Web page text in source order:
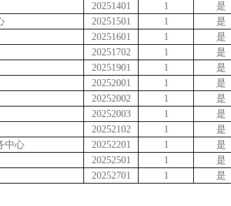
20251401 1
是
20251501 1
是
20251601 1
是
20251702 1
是
20251901 1
是
20252001 1
是
20252002 1
是
20252003 1
是
20252102 1
是
中心
20252201 1
是
20252501 1
是
20252701 1 是